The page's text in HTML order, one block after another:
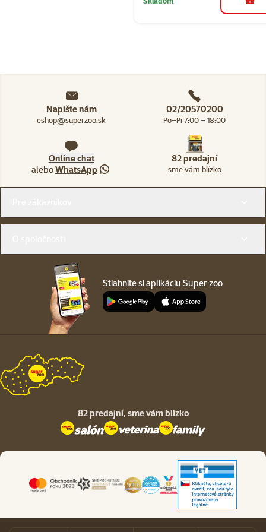
do
Napíšte nám
eshop@superzoo.sk
02/20570200
Po–Pi 7:00 – 18:00
Online chat
aleboWhatsApp
82 predajní
sme vám blízko
Stiahnite si aplikáciu Super zoo
82 predajní, sme vám blízko